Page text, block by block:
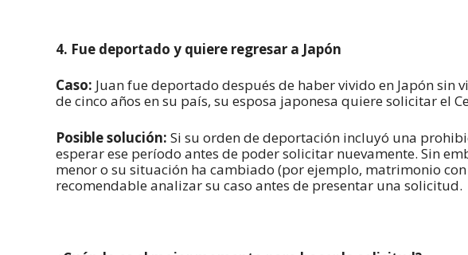
4. Fue deportado y quiere regresar a Japón
Caso: Juan fue deportado después de haber vivido en Japón sin
de cinco años en su país, su esposa japonesa quiere solicitar el
Posible solución: Si su orden de deportación incluyó una
esperar ese período antes de poder solicitar nuevamente. Sin
menor o su situación ha cambiado (por ejemplo, matrimonio
recomendable analizar su caso antes de presentar una solicitud.